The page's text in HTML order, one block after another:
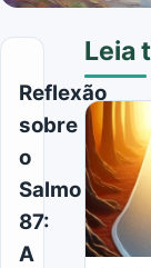
Reflexão
sobre
o
Salmo
87:
A
Leia